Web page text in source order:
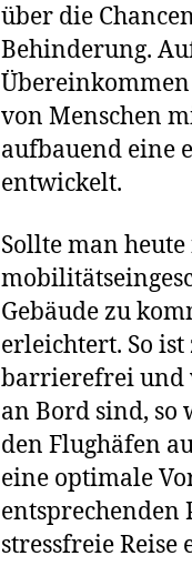
über die
Behinderung.
von Menschen
aufbauend eine
entwickelt.
Sollte man
Gebäude zu
erleichtert. So
barrierefrei und
an Bord sind,
den Flughäfen
eine optimale
entsprechenden
stressfreie Reise